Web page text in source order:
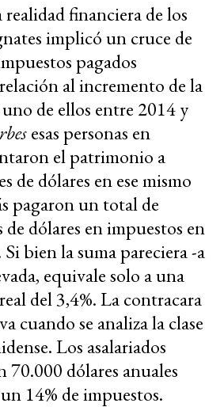
financiera de los
implicó un cruce de
pagados
al incremento de la
de ellos entre 2014 y
esas personas en
el patrimonio a
de dólares en ese mismo
pagaron un total de
dólares en impuestos en
Si bien la suma pareciera -a
equivale solo a una
del 3,4%. La contracara
cuando se analiza la clase
Los asalariados
70.000 dólares anuales
14% de impuestos.